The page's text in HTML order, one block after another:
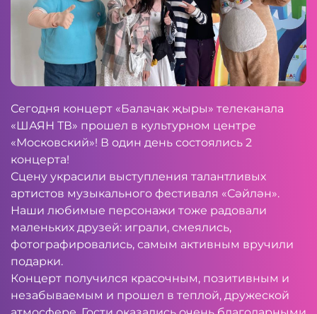
Сегодня концерт «Балачак җыры» телеканала
«ШАЯН ТВ» прошел в культурном центре
«Московский»! В один день состоялись 2
концерта!
Сцену украсили выступления талантливых
артистов музыкального фестиваля «Сәйлән».
Наши любимые персонажи тоже радовали
маленьких друзей: играли, смеялись,
фотографировались, самым активным вручили
подарки.
Концерт получился красочным, позитивным и
незабываемым и прошел в теплой, дружеской